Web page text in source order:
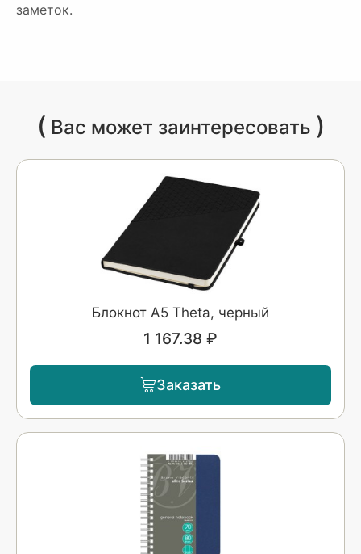
заметок.
( Вас может заинтересовать )
Блокнот А5 Theta, черный
1 167.38 ₽
Заказать